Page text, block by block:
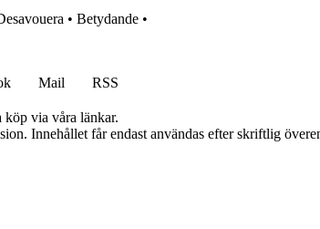
• Betydande •
Mail
RSS
köp via våra länkar.
Innehållet får endast användas efter skriftlig